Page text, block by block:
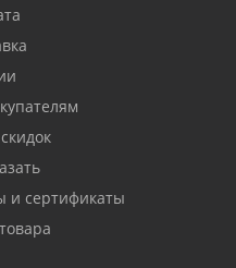
и сертификаты